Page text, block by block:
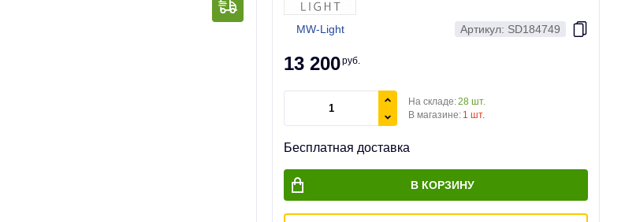
MW-Light Артикул: SD184749
13 200руб.
На складе:28 шт.
В магазине: 1 шт.
Бесплатная доставка
В КОРЗИНУ